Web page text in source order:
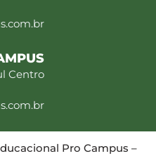
Centro
Pro Campus –